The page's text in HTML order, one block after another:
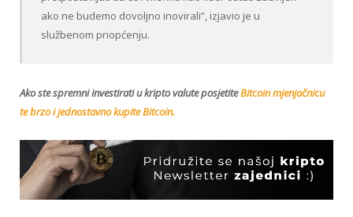
ako ne budemo dovoljno inovirali”, izjavio je u
službenom priopćenju.
Ako ste spremni investirati u kripto valute posjetiteBitcoin mjenjačnicu
te brzo i jednostavno kupite Bitcoin.